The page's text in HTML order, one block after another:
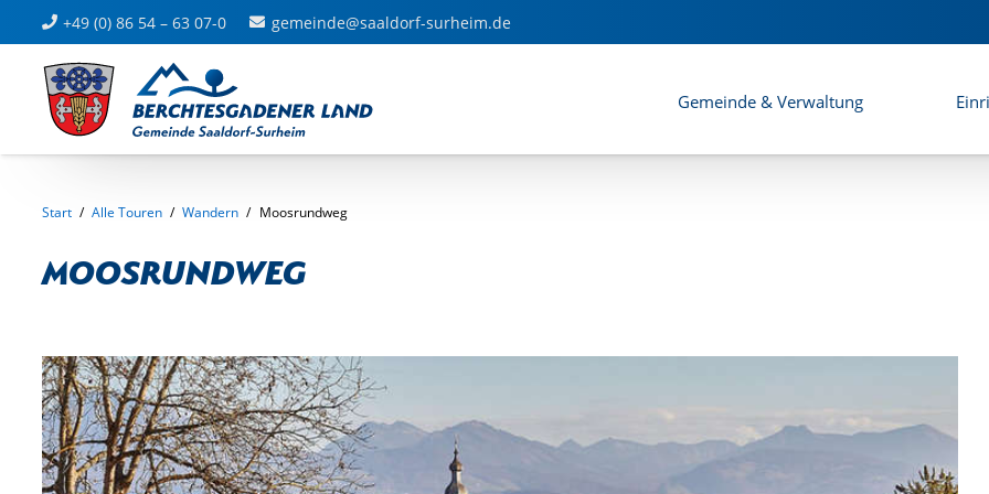
+49 (0) 86 54 – 63 07-0 gemeinde@saaldorf-surheim.de
Gemeinde & Verwaltung
Start / Alle Touren / Wandern / Moosrundweg
Moosrundweg